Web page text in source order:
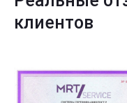
клиентов